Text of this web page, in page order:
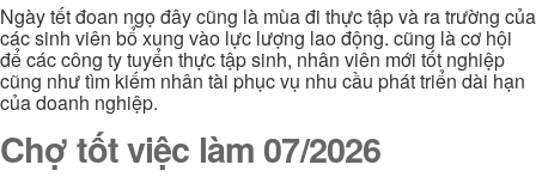
Ngày tết đoan ngọ đây cũng là mùa đi thực tập và ra trường của
các sinh viên bổ xung vào lực lượng lao động. cũng là cơ hội
để các công ty tuyển thực tập sinh, nhân viên mới tốt nghiệp
cũng như tìm kiếm nhân tài phục vụ nhu cầu phát triển dài hạn
của doanh nghiệp.
Chợ tốt việc làm 07/2026